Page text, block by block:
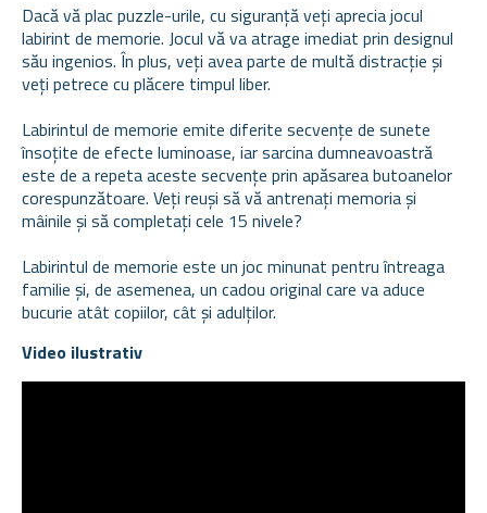
Dacă vă plac puzzle-urile, cu siguranță veți aprecia jocul
labirint de memorie. Jocul vă va atrage imediat prin designul
său ingenios. În plus, veți avea parte de multă distracție și
veți petrece cu plăcere timpul liber.
Labirintul de memorie emite diferite secvențe de sunete
însoțite de efecte luminoase, iar sarcina dumneavoastră
este de a repeta aceste secvențe prin apăsarea butoanelor
corespunzătoare. Veți reuși să vă antrenați memoria și
mâinile și să completați cele 15 nivele?
Labirintul de memorie este un joc minunat pentru întreaga
familie și, de asemenea, un cadou original care va aduce
bucurie atât copiilor, cât și adulților.
Video ilustrativ